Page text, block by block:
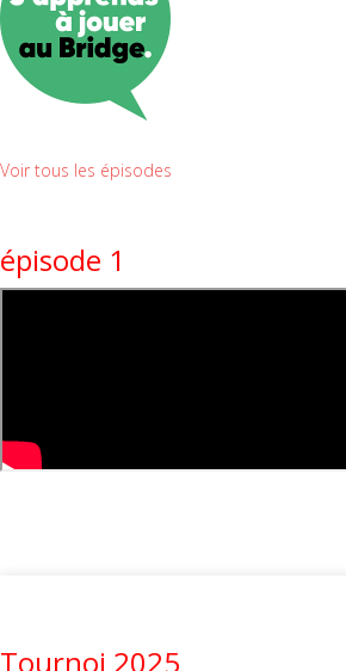
Voir tous les épisodes
épisode 1
Tournoi 2025